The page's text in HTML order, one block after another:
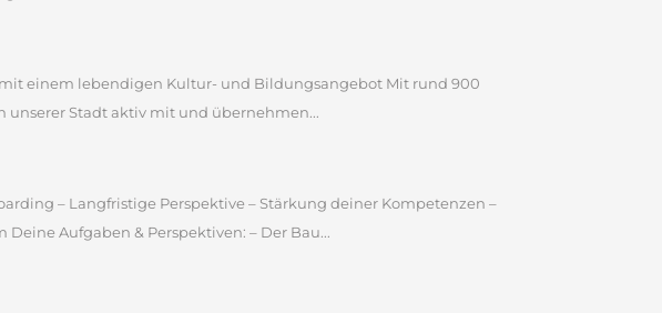
einem lebendigen Kultur- und Bildungsangebot Mit rund 900
unserer Stadt aktiv mit und übernehmen...
– Langfristige Perspektive – Stärkung deiner Kompetenzen –
Aufgaben & Perspektiven: – Der Bau...